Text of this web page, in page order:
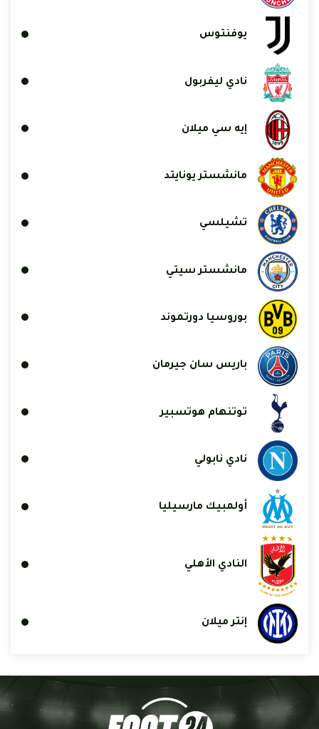
يوفنتوس
نادي ليفربول
إيه سي ميلان
مانشستر يونايتد
تشيلسي
مانشستر سيتي
بوروسيا دورتموند
باريس سان جيرمان
توتنهام هوتسبير
نادي نابولي
أولمبيك مارسيليا
النادي الأهلي
إنتر ميلان